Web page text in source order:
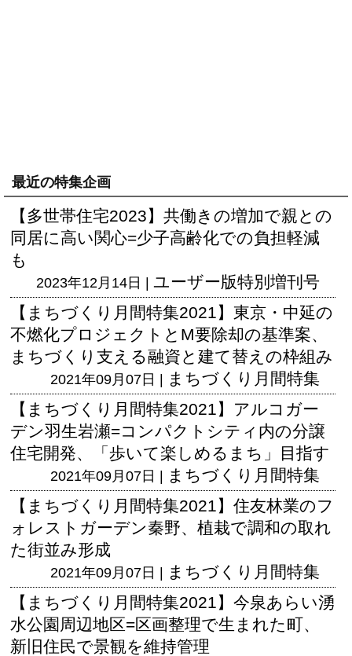
最近の特集企画
【多世帯住宅2023】共働きの増加で親との
同居に高い関心=少子高齢化での負担軽減
も
2023年12月14日 | ユーザー版特別増刊号
【まちづくり月間特集2021】東京・中延の
不燃化プロジェクトとM要除却の基準案、
まちづくり支える融資と建て替えの枠組み
2021年09月07日 | まちづくり月間特集
【まちづくり月間特集2021】アルコガー
デン羽生岩瀬=コンパクトシティ内の分譲
住宅開発、「歩いて楽しめるまち」目指す
2021年09月07日 | まちづくり月間特集
【まちづくり月間特集2021】住友林業のフ
ォレストガーデン秦野、植栽で調和の取れ
た街並み形成
2021年09月07日 | まちづくり月間特集
【まちづくり月間特集2021】今泉あらい湧
水公園周辺地区=区画整理で生まれた町、
新旧住民で景観を維持管理